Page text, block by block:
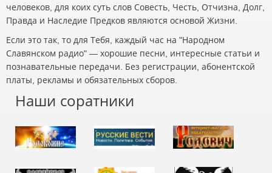
человеков, для коих суть слов Совесть, Честь, Отчизна, Долг,
Правда и Наследие Предков являются основой Жизни.
Если это так, то для Тебя, каждый час на "Народном
Славянском радио" — хорошие песни, интересные статьи и
познавательные передачи. Без регистрации, абонентской
платы, рекламы и обязательных сборов.
Наши соратники